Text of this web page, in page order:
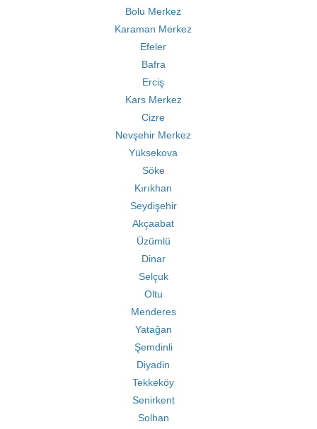
Bolu Merkez
Karaman Merkez
Efeler
Bafra
Erciş
Kars Merkez
Cizre
Nevşehir Merkez
Yüksekova
Söke
Kırıkhan
Seydişehir
Akçaabat
Üzümlü
Dinar
Selçuk
Oltu
Menderes
Yatağan
Şemdinli
Diyadin
Tekkeköy
Senirkent
Solhan